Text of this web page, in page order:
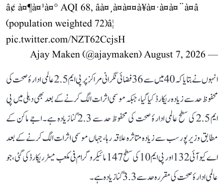
â¢ à¤¶à¤¹à¤° AQI 68, âà¤¸à¤à¤¤à¥à¤·à¤à¤¨à¤â
(population weighted 72)â¦
pic.twitter.com/NZT62CcjsH
— Ajay Maken (@ajaymaken)
August 7, 2026
انہوں نے بتایا کہ 40 میں سے 36 فضائی نگرانی مراکز پر پی ایم 2.5 عالمی ادارۂ صحت کی
محفوظ حد سے زیادہ ریکارڈ کیا گیا، جبکہ موسمی اثرات الگ کرنے کے بعد بھی دہلی میں پی
ایم 2.5 کی سطح عالمی ادارۂ صحت کی محفوظ حد سے 2.3 گنا زیادہ ہے۔ اجے ماکن کے
مطابق وزیرپور سب سے زیادہ متاثرہ علاقہ رہا، جہاں موسمی اثرات الگ کرنے کے بعد
اے کیو آئی 132 اور پی ایم 10 کی سطح 147 مائیکروگرام فی مکعب میٹر ریکارڈ کی گئی، جو
عالمی ادارۂ صحت کی مقررہ حد سے 3.3 گنا زیادہ ہے۔